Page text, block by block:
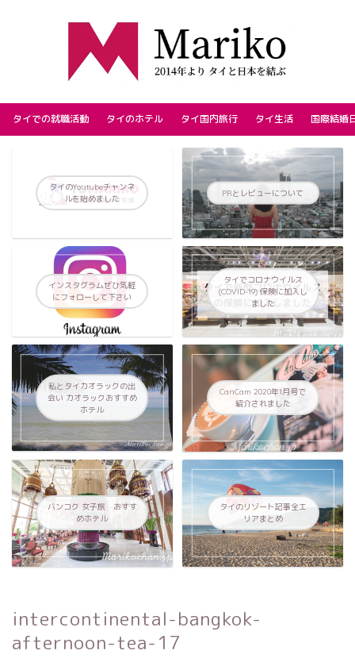
タイでの就職活動 タイのホテル タイ国内旅行 タイ生活 国際結婚
タイのYoutubeチャンネ
ルを始めました
PRとレビューについて
インスタグラムぜひ気軽
にフォローして下さい
タイでコロナウイルス
(COVID-19) 保険に加入し
ました
私とタイカオラックの出
会い カオラックおすすめ
ホテル
CanCam 2020年1月号で
紹介されました
バンコク 女子旅 おすす
めホテル
タイのリゾート記事全エ
リアまとめ
intercontinental-bangkok-
afternoon-tea-17